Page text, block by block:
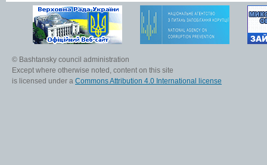
© Bashtansky council administration
Except where otherwise noted, content on this site
is licensed under a Commons Attribution 4.0 International license